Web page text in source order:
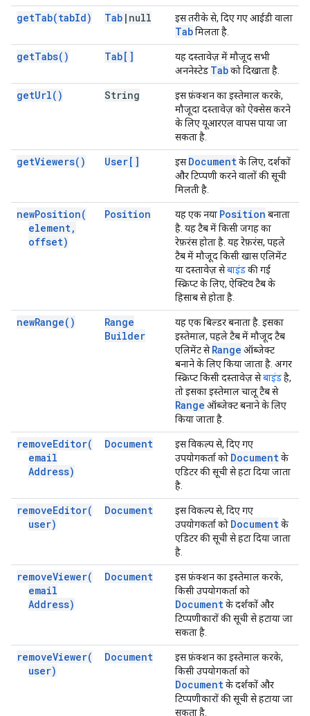
getTab(tabId) Tab | null इस तरीके से, दिए गए आईडी वाला
Tabमिलता है.
getTabs( ) Tab[]
यह दस्तावेज़ में मौजूद सभी
अननेस्टेड Tabको दिखाता है.
getUrl( ) String
इस फ़ंक्शन का इस्तेमाल करके,
मौजूदा दस्तावेज़ को ऐक्सेस करने
के लिए यूआरएल वापस पाया जा
सकता है.
getViewers( ) User[] इसDocumentके लिए, दर्शकों
और टिप्पणी करने वालों की सूची
मिलती है.
newPosition(
element,
offset)
Position यह एक नया Position बनाता
है. यह टैब में किसी जगह का
रेफ़रंस होता है. यह रेफ़रंस, पहले
टैब में मौजूद किसी खास एलिमेंट
या दस्तावेज़ सेबाइंडकी गई
स्क्रिप्ट के लिए, ऐक्टिव टैब के
हिसाब से होता है.
newRange( )
Range
Builder
यह एक बिल्डर बनाता है. इसका
इस्तेमाल, पहले टैब में मौजूद टैब
एलिमेंट सेRange ऑब्जेक्ट
बनाने के लिए किया जाता है. अगर
स्क्रिप्ट किसी दस्तावेज़ सेबाइंडहै,
तो इसका इस्तेमाल चालू टैब से
Range ऑब्जेक्ट बनाने के लिए
किया जाता है.
removeEditor(
email
Address)
Document
इस विकल्प से, दिए गए
उपयोगकर्ता को Documentके
एडिटर की सूची से हटा दिया जाता
है.
removeEditor(
user)
Document
इस विकल्प से, दिए गए
उपयोगकर्ता को Documentके
एडिटर की सूची से हटा दिया जाता
है.
removeViewer(
email
Address)
Document
इस फ़ंक्शन का इस्तेमाल करके,
किसी उपयोगकर्ता को
Documentके दर्शकों और
टिप्पणीकारों की सूची से हटाया जा
सकता है.
removeViewer(
user)
Document
इस फ़ंक्शन का इस्तेमाल करके,
किसी उपयोगकर्ता को
Documentके दर्शकों और
टिप्पणीकारों की सूची से हटाया जा
सकता है.